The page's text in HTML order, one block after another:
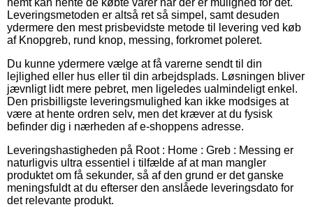
nemt kan hente de købte varer når der er mulighed for det.
Leveringsmetoden er altså ret så simpel, samt desuden
ydermere den mest prisbevidste metode til levering ved køb
af Knopgreb, rund knop, messing, forkromet poleret.
Du kunne ydermere vælge at få varerne sendt til din
lejlighed eller hus eller til din arbejdsplads. Løsningen bliver
jævnligt lidt mere pebret, men ligeledes ualmindeligt enkel.
Den prisbilligste leveringsmulighed kan ikke modsiges at
være at hente ordren selv, men det kræver at du fysisk
befinder dig i nærheden af e-shoppens adresse.
Leveringshastigheden på Root : Home : Greb : Messing er
naturligvis ultra essentiel i tilfælde af at man mangler
produktet om få sekunder, så af den grund er det ganske
meningsfuldt at du efterser den anslåede leveringsdato for
det relevante produkt.